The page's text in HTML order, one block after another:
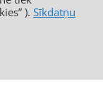
). Sīkdatņu